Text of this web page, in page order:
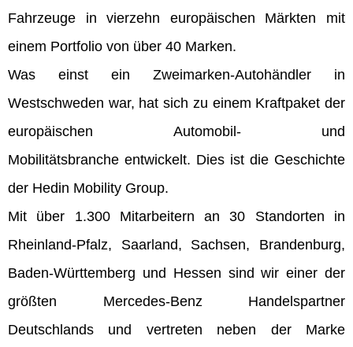
Fahrzeuge in vierzehn europäischen Märkten mit
einem Portfolio von über 40 Marken.
Was einst ein Zweimarken-Autohändler in
Westschweden war, hat sich zu einem Kraftpaket der
europäischen Automobil- und
Mobilitätsbranche entwickelt. Dies ist die Geschichte
der Hedin Mobility Group.
Mit über 1.300 Mitarbeitern an 30 Standorten in
Rheinland-Pfalz, Saarland, Sachsen, Brandenburg,
Baden-Württemberg und Hessen sind wir einer der
größten Mercedes-Benz Handelspartner
Deutschlands und vertreten neben der Marke